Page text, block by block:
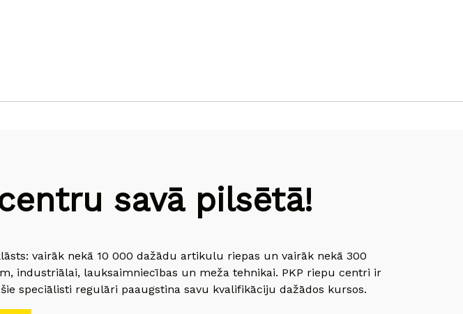
savā pilsētā!
vairāk nekā 10 000 dažādu artikulu riepas un vairāk nekā 300
industriālai, lauksaimniecības un meža tehnikai. PKP riepu centri ir
speciālisti regulāri paaugstina savu kvalifikāciju dažādos kursos.